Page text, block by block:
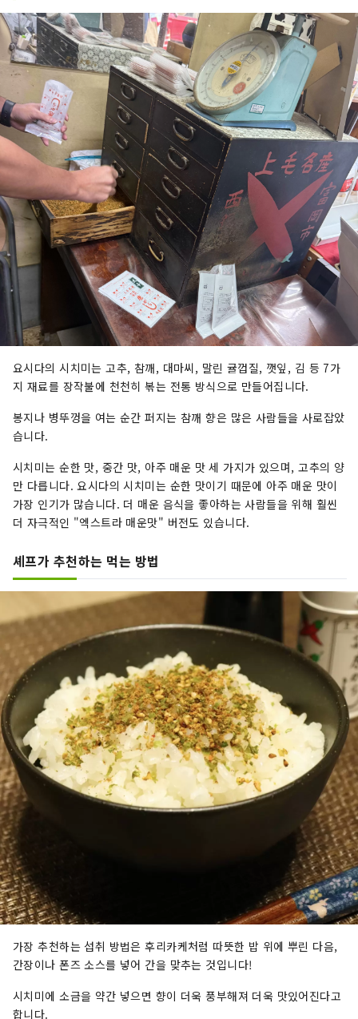
요시다의 시치미는 고추, 참깨, 대마씨, 말린 귤껍질, 깻잎, 김 등 7가
지 재료를 장작불에 천천히 볶는 전통 방식으로 만들어집니다.
봉지나 병뚜껑을 여는 순간 퍼지는 참깨 향은 많은 사람들을 사로잡았
습니다.
시치미는 순한 맛, 중간 맛, 아주 매운 맛 세 가지가 있으며, 고추의 양
만 다릅니다. 요시다의 시치미는 순한 맛이기 때문에 아주 매운 맛이
가장 인기가 많습니다. 더 매운 음식을 좋아하는 사람들을 위해 훨씬
더 자극적인 "엑스트라 매운맛" 버전도 있습니다.
셰프가 추천하는 먹는 방법
가장 추천하는 섭취 방법은 후리카케처럼 따뜻한 밥 위에 뿌린 다음,
간장이나 폰즈 소스를 넣어 간을 맞추는 것입니다!
시치미에 소금을 약간 넣으면 향이 더욱 풍부해져 더욱 맛있어진다고
합니다.